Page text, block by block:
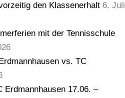
den Klassenerhalt 6. Juli
mit der Tennisschule
vs. TC
Erdmannhausen 17.06. –